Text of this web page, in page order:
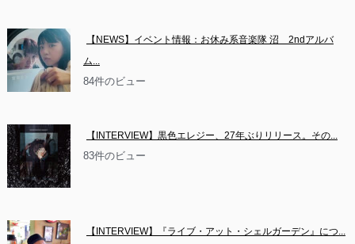
【NEWS】イベント情報：お休み系音楽隊 沼　2ndアルバ
ム...
84件のビュー
【INTERVIEW】黒色エレジー、27年ぶりリリース。その...
83件のビュー
【INTERVIEW】『ライブ・アット・シェルガーデン』につ...